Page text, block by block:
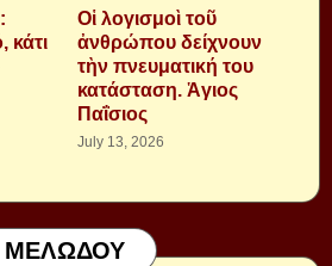
κάτι
Οἱ λογισμοὶ τοῦ
ἀνθρώπου δείχνουν
τὴν πνευματική του
κατάσταση. Ἁγιος
Παΐσιος
July 13, 2026
ΜΕΛΩΔΟΥ